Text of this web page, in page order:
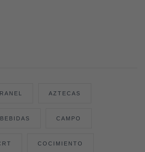
AZTECAS
BEBIDAS CAMPO
COCIMIENTO